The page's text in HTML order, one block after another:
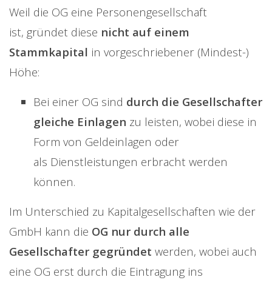
Weil die OG eine Personengesellschaft
ist, gründet diese nicht auf einem
Stammkapital in vorgeschriebener (Mindest-)
Höhe:
Bei einer OG sind durch die Gesellschafter
gleiche Einlagen zu leisten, wobei diese in
Form von Geldeinlagen oder
als Dienstleistungen erbracht werden
können.
Im Unterschied zu Kapitalgesellschaften wie der
GmbH kann die OG nur durch alle
Gesellschafter gegründet werden, wobei auch
eine OG erst durch die Eintragung ins